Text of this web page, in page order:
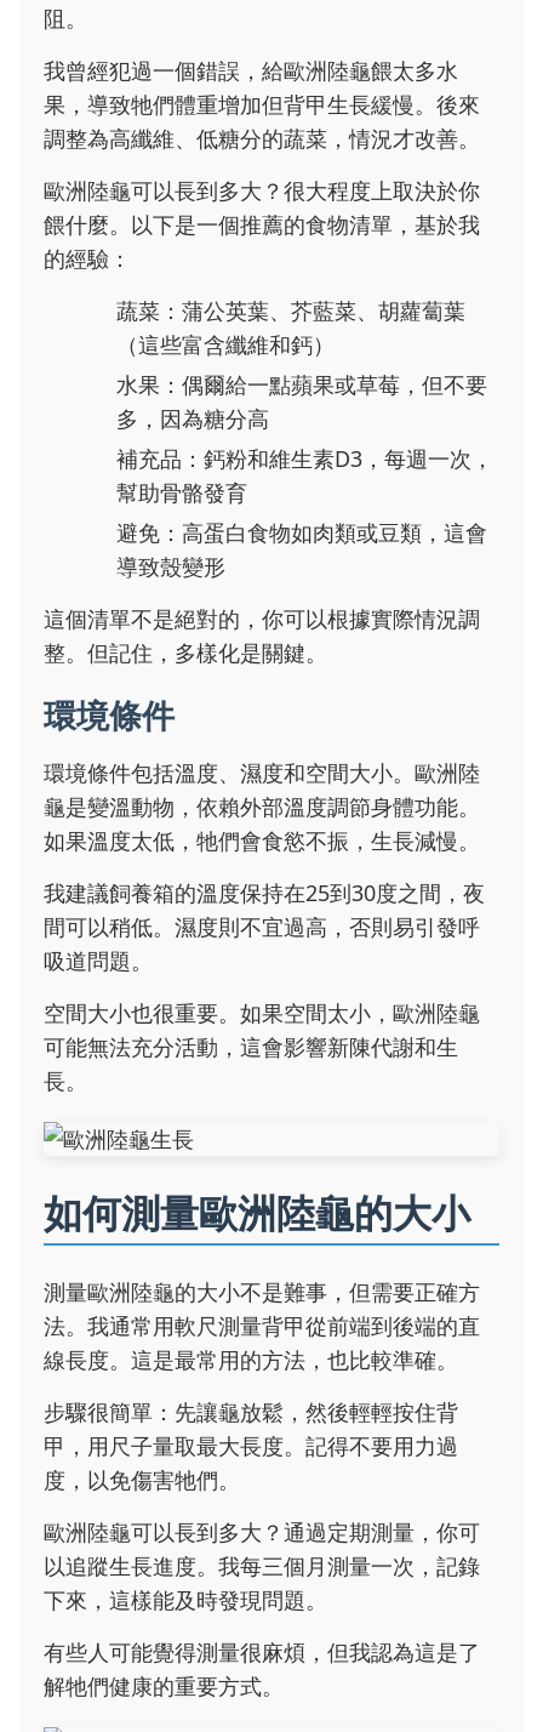
阻。
我曾經犯過一個錯誤，給歐洲陸龜餵太多水
果，導致牠們體重增加但背甲生長緩慢。後來
調整為高纖維、低糖分的蔬菜，情況才改善。
歐洲陸龜可以長到多大？很大程度上取決於你
餵什麼。以下是一個推薦的食物清單，基於我
的經驗：
蔬菜：蒲公英葉、芥藍菜、胡蘿蔔葉
（這些富含纖維和鈣）
水果：偶爾給一點蘋果或草莓，但不要
多，因為糖分高
補充品：鈣粉和維生素D3，每週一次，
幫助骨骼發育
避免：高蛋白食物如肉類或豆類，這會
導致殼變形
這個清單不是絕對的，你可以根據實際情況調
整。但記住，多樣化是關鍵。
環境條件
環境條件包括溫度、濕度和空間大小。歐洲陸
龜是變溫動物，依賴外部溫度調節身體功能。
如果溫度太低，牠們會食慾不振，生長減慢。
我建議飼養箱的溫度保持在25到30度之間，夜
間可以稍低。濕度則不宜過高，否則易引發呼
吸道問題。
空間大小也很重要。如果空間太小，歐洲陸龜
可能無法充分活動，這會影響新陳代謝和生
長。
如何測量歐洲陸龜的大小
測量歐洲陸龜的大小不是難事，但需要正確方
法。我通常用軟尺測量背甲從前端到後端的直
線長度。這是最常用的方法，也比較準確。
步驟很簡單：先讓龜放鬆，然後輕輕按住背
甲，用尺子量取最大長度。記得不要用力過
度，以免傷害牠們。
歐洲陸龜可以長到多大？通過定期測量，你可
以追蹤生長進度。我每三個月測量一次，記錄
下來，這樣能及時發現問題。
有些人可能覺得測量很麻煩，但我認為這是了
解牠們健康的重要方式。